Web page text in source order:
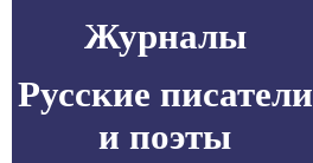
Журналы
Русские писатели
и поэты